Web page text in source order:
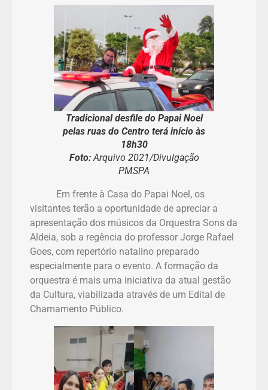
Tradicional desfile do Papai Noel
pelas ruas do Centro terá início às
18h30
Foto:Arquivo 2021/Divulgação
PMSPA
Em frente à Casa do Papai Noel, os
visitantes terão a oportunidade de apreciar a
apresentação dos músicos da Orquestra Sons da
Aldeia, sob a regência do professor Jorge Rafael
Goes, com repertório natalino preparado
especialmente para o evento. A formação da
orquestra é mais uma iniciativa da atual gestão
da Cultura, viabilizada através de um Edital de
Chamamento Público.